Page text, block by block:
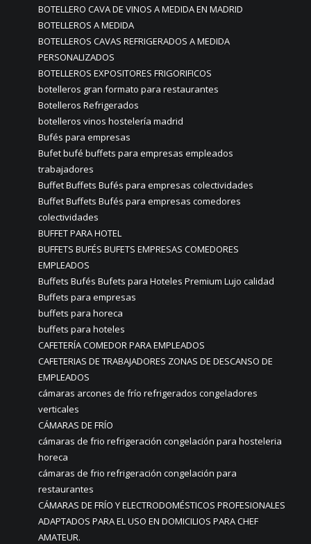
BOTELLERO CAVA DE VINOS A MEDIDA EN MADRID
BOTELLEROS A MEDIDA
BOTELLEROS CAVAS REFRIGERADOS A MEDIDA
PERSONALIZADOS
BOTELLEROS EXPOSITORES FRIGORIFICOS
botelleros gran formato para restaurantes
Botelleros Refrigerados
botelleros vinos hostelería madrid
Bufés para empresas
Bufet bufé buffets para empresas empleados
trabajadores
Buffet Buffets Bufés para empresas colectividades
Buffet Buffets Bufés para empresas comedores
colectividades
BUFFET PARA HOTEL
BUFFETS BUFÉS BUFETS EMPRESAS COMEDORES
EMPLEADOS
Buffets Bufés Bufets para Hoteles Premium Lujo calidad
Buffets para empresas
buffets para horeca
buffets para hoteles
CAFETERÍA COMEDOR PARA EMPLEADOS
CAFETERIAS DE TRABAJADORES ZONAS DE DESCANSO DE
EMPLEADOS
cámaras arcones de frío refrigerados congeladores
verticales
CÁMARAS DE FRÍO
cámaras de frio refrigeración congelación para hosteleria
horeca
cámaras de frio refrigeración congelación para
restaurantes
CÁMARAS DE FRÍO Y ELECTRODOMÉSTICOS PROFESIONALES
ADAPTADOS PARA EL USO EN DOMICILIOS PARA CHEF
AMATEUR.